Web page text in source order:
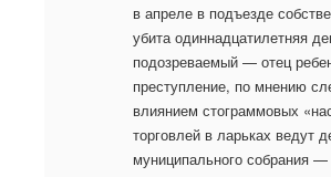
в апреле в подъезде
убита одиннадцатилетняя
подозреваемый — отец
преступление, по мнению
влиянием стограммовых
торговлей в ларьках ведут
муниципального собрания